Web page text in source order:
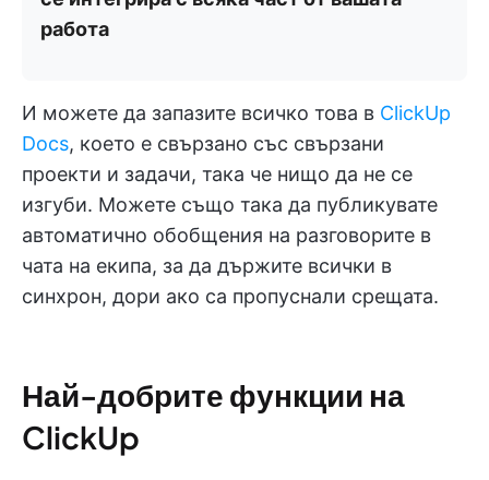
работа
И можете да запазите всичко това в ClickUp
Docs, което е свързано със свързани
проекти и задачи, така че нищо да не се
изгуби. Можете също така да публикувате
автоматично обобщения на разговорите в
чата на екипа, за да държите всички в
синхрон, дори ако са пропуснали срещата.
Най-добрите функции на
ClickUp